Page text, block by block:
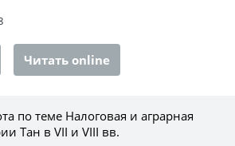
Читать online
по теме Налоговая и аграрная
Тан в VII и VIII вв.